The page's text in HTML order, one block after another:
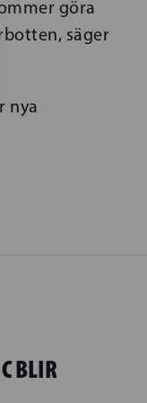
göra
säger
nya
BLIR